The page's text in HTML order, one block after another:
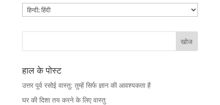
हाल के पोस्ट
उत्तर पूर्व रसोई वास्तु: तुम्हें सिर्फ ज्ञान की आवश्यकता है
घर की दिशा तय करने के लिए वास्तु